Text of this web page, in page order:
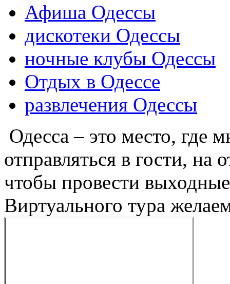
Афиша Одессы
дискотеки Одессы
ночные клубы Одессы
Отдых в Одессе
развлечения Одессы
Одесса – это место, где
отправляться в гости, на
чтобы провести
Виртуального тура